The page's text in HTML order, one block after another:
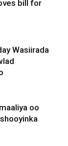
bill for
Wasiirada
oo